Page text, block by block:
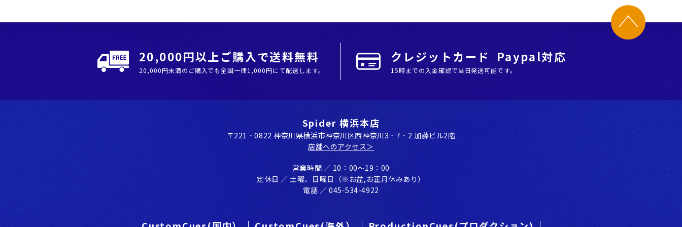
20,000円以上ご購入で送料無料
20,000円未満のご購入でも全国⼀律1,000円にて配送します。
クレジットカード Paypal対応
15時までの入金確認で当日発送可能です。
Spider 横浜本店
〒221‐0822 神奈川県横浜市神奈川区⻄神奈川3‐7‐2 加藤ビル2階
店舗へのアクセス＞
営業時間 ／ 10：00〜19：00
定休⽇ ／ ⼟曜、⽇曜⽇（※お盆,お正⽉休みあり）
電話 ／ 045-534-4922